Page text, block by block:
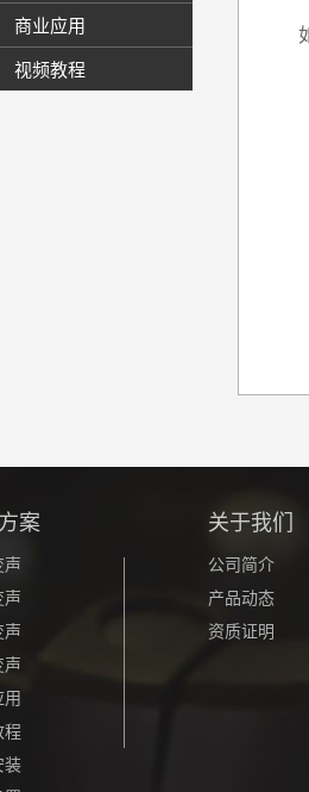
商业应用
视频教程
案
声
用
程
装
关于我们
公司简介
产品动态
资质证明